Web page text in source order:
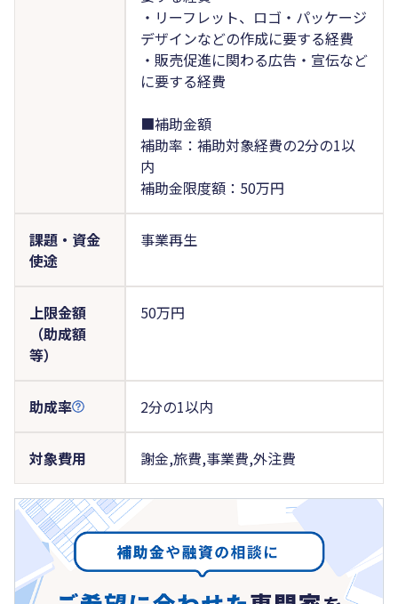
・リーフレット、ロゴ・パッケージ
デザインなどの作成に要する経費
・販売促進に関わる広告・宣伝など
に要する経費
■補助金額
補助率：補助対象経費の2分の1以
内
補助金限度額：50万円
課題・資金
使途
事業再生
上限金額
（助成額
等）
50万円
助成率 2分の1以内
対象費用 謝金,旅費,事業費,外注費